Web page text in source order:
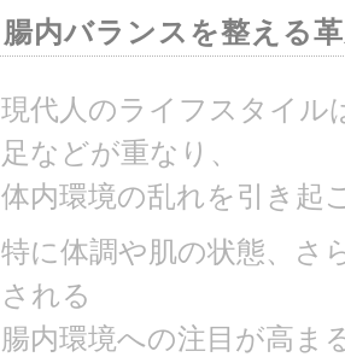
腸内バランスを整える
現代人のライフスタイル
足などが重なり、
体内環境の乱れを引き起
特に体調や肌の状態、さ
される
腸内環境への注目が高ま